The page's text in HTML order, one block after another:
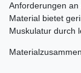
Anforderungen
Material bietet
Muskulatur durch